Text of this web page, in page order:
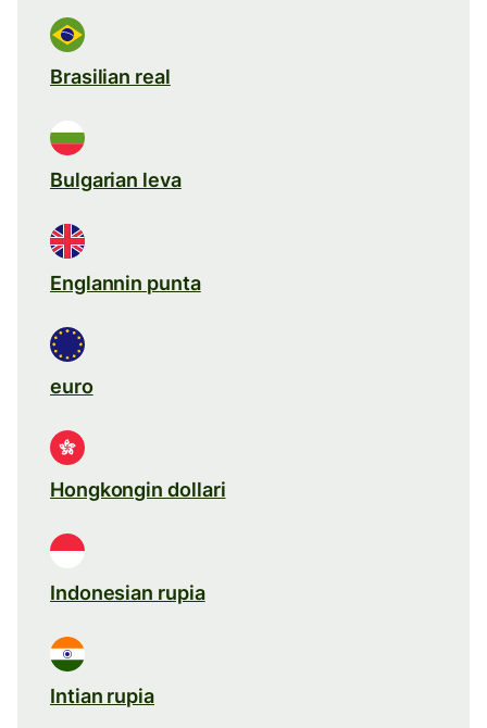
Brasilian real
Bulgarian leva
Englannin punta
euro
Hongkongin dollari
Indonesian rupia
Intian rupia